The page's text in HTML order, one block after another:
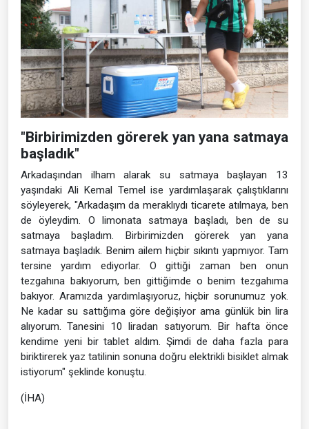
"Birbirimizden görerek yan yana satmaya
başladık"
Arkadaşından ilham alarak su satmaya başlayan 13
yaşındaki Ali Kemal Temel ise yardımlaşarak çalıştıklarını
söyleyerek, "Arkadaşım da meraklıydı ticarete atılmaya, ben
de öyleydim. O limonata satmaya başladı, ben de su
satmaya başladım. Birbirimizden görerek yan yana
satmaya başladık. Benim ailem hiçbir sıkıntı yapmıyor. Tam
tersine yardım ediyorlar. O gittiği zaman ben onun
tezgahına bakıyorum, ben gittiğimde o benim tezgahıma
bakıyor. Aramızda yardımlaşıyoruz, hiçbir sorunumuz yok.
Ne kadar su sattığıma göre değişiyor ama günlük bin lira
alıyorum. Tanesini 10 liradan satıyorum. Bir hafta önce
kendime yeni bir tablet aldım. Şimdi de daha fazla para
biriktirerek yaz tatilinin sonuna doğru elektrikli bisiklet almak
istiyorum" şeklinde konuştu.
(İHA)